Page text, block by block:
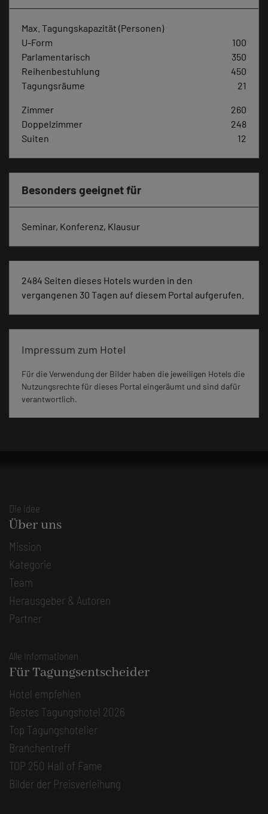
Max. Tagungskapazität (Personen)
U-Form
100
Parlamentarisch
350
Reihenbestuhlung
450
Tagungsräume
21
Zimmer
260
Doppelzimmer
248
Suiten
12
Besonders geeignet für
Seminar, Konferenz, Klausur
2484 Seiten dieses Hotels wurden in den
vergangenen 30 Tagen auf diesem Portal aufgerufen.
Impressum zum Hotel
Für die Verwendung der Bilder haben die jeweiligen Hotels die
Nutzungsrechte für dieses Portal eingeräumt und sind dafür
verantwortlich.
Die Idee
Über uns
Mission
Kategorie
Team
Herausgeber & Autoren
Partner
Alle Informationen
Für Tagungsentscheider
Hotel empfehlen
Bestes Tagungshotel 2026
Top Tagungshotelier
Branchentreff
TOP 250 Hall of Fame
Bilder der Preisverleihung